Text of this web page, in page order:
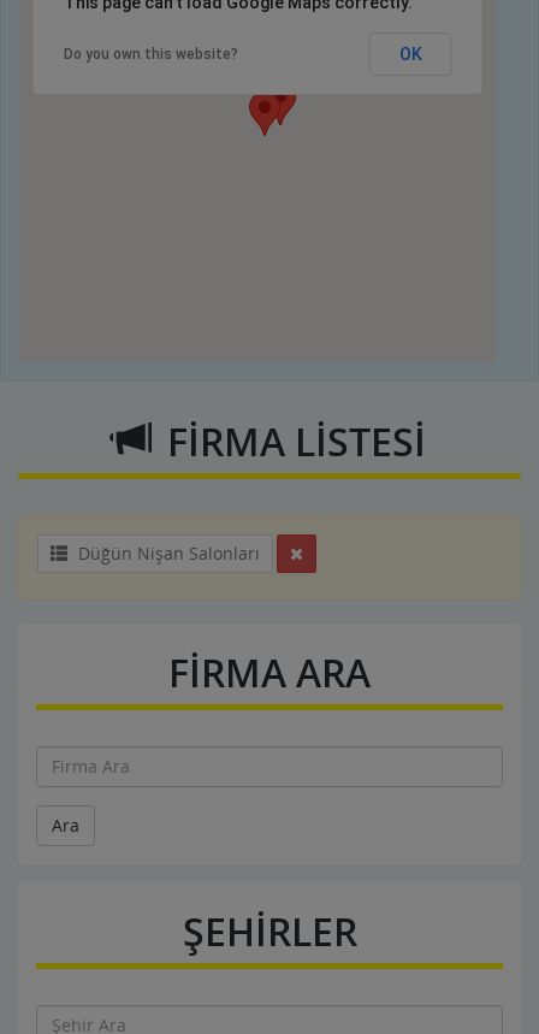
Do you own this website? OK
FİRMA LİSTESİ
Düğün Nişan Salonları
FİRMA ARA
Ara
ŞEHİRLER